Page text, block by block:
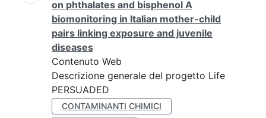
on phthalates and bisphenol A
biomonitoring in Italian mother-child
pairs linking exposure and juvenile
diseases
Contenuto Web
Descrizione generale del progetto Life
PERSUADED
CONTAMINANTI CHIMICI